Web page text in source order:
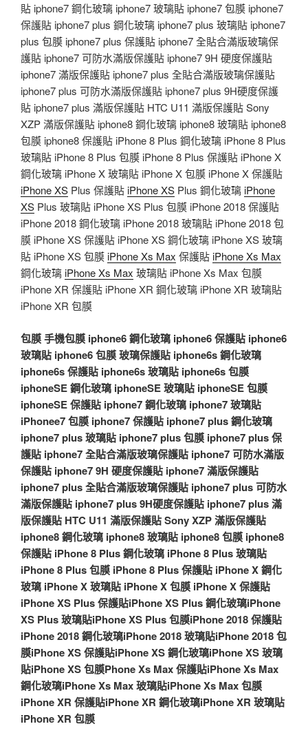
貼 iphone7 鋼化玻璃 iphone7 玻璃貼 iphone7 包膜 iphone7
保護貼 iphone7 plus 鋼化玻璃 iphone7 plus 玻璃貼 iphone7
plus 包膜 iphone7 plus 保護貼 iphone7 全貼合滿版玻璃保
護貼 iphone7 可防水滿版保護貼 iphone7 9H 硬度保護貼
iphone7 滿版保護貼 iphone7 plus 全貼合滿版玻璃保護貼
iphone7 plus 可防水滿版保護貼 iphone7 plus 9H硬度保護
貼 iphone7 plus 滿版保護貼 HTC U11 滿版保護貼 Sony
XZP 滿版保護貼 iphone8 鋼化玻璃 iphone8 玻璃貼 iphone8
包膜 iphone8 保護貼 iPhone 8 Plus 鋼化玻璃 iPhone 8 Plus
玻璃貼 iPhone 8 Plus 包膜 iPhone 8 Plus 保護貼 iPhone X
鋼化玻璃 iPhone X 玻璃貼 iPhone X 包膜 iPhone X 保護貼
iPhone XS Plus 保護貼iPhone XS Plus 鋼化玻璃iPhone
XS Plus 玻璃貼 iPhone XS Plus 包膜 iPhone 2018 保護貼
iPhone 2018 鋼化玻璃 iPhone 2018 玻璃貼 iPhone 2018 包
膜 iPhone XS 保護貼 iPhone XS 鋼化玻璃 iPhone XS 玻璃
貼 iPhone XS 包膜iPhone Xs Max 保護貼iPhone Xs Max
鋼化玻璃iPhone Xs Max 玻璃貼 iPhone Xs Max 包膜
iPhone XR 保護貼 iPhone XR 鋼化玻璃 iPhone XR 玻璃貼
iPhone XR 包膜
包膜手機包膜 iphone6 鋼化玻璃 iphone6 保護貼 iphone6
玻璃貼 iphone6 包膜玻璃保護貼 iphone6s 鋼化玻璃
iphone6s 保護貼 iphone6s 玻璃貼 iphone6s 包膜
iphoneSE 鋼化玻璃 iphoneSE 玻璃貼 iphoneSE 包膜
iphoneSE 保護貼 iphone7 鋼化玻璃 iphone7 玻璃貼
iPhonee7 包膜 iphone7 保護貼 iphone7 plus 鋼化玻璃
iphone7 plus 玻璃貼 iphone7 plus 包膜 iphone7 plus 保
護貼 iphone7 全貼合滿版玻璃保護貼 iphone7 可防水滿版
保護貼 iphone7 9H 硬度保護貼 iphone7 滿版保護貼
iphone7 plus 全貼合滿版玻璃保護貼 iphone7 plus 可防水
滿版保護貼 iphone7 plus 9H硬度保護貼 iphone7 plus 滿
版保護貼 HTC U11 滿版保護貼Sony XZP 滿版保護貼
iphone8 鋼化玻璃 iphone8 玻璃貼 iphone8 包膜 iphone8
保護貼 iPhone 8 Plus 鋼化玻璃 iPhone 8 Plus 玻璃貼
iPhone 8 Plus 包膜 iPhone 8 Plus 保護貼 iPhone X 鋼化
玻璃 iPhone X 玻璃貼 iPhone X 包膜 iPhone X 保護貼
iPhone XS Plus 保護貼iPhone XS Plus 鋼化玻璃iPhone
XS Plus 玻璃貼iPhone XS Plus 包膜iPhone 2018 保護貼
iPhone 2018 鋼化玻璃iPhone 2018 玻璃貼iPhone 2018 包
膜iPhone XS 保護貼iPhone XS 鋼化玻璃iPhone XS 玻璃
貼iPhone XS 包膜Phone Xs Max 保護貼iPhone Xs Max
鋼化玻璃iPhone Xs Max 玻璃貼iPhone Xs Max 包膜
iPhone XR 保護貼iPhone XR 鋼化玻璃iPhone XR 玻璃貼
iPhone XR 包膜